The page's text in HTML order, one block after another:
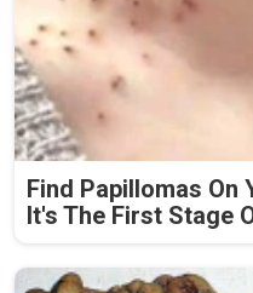
Find Papillomas On
It's The First Stage